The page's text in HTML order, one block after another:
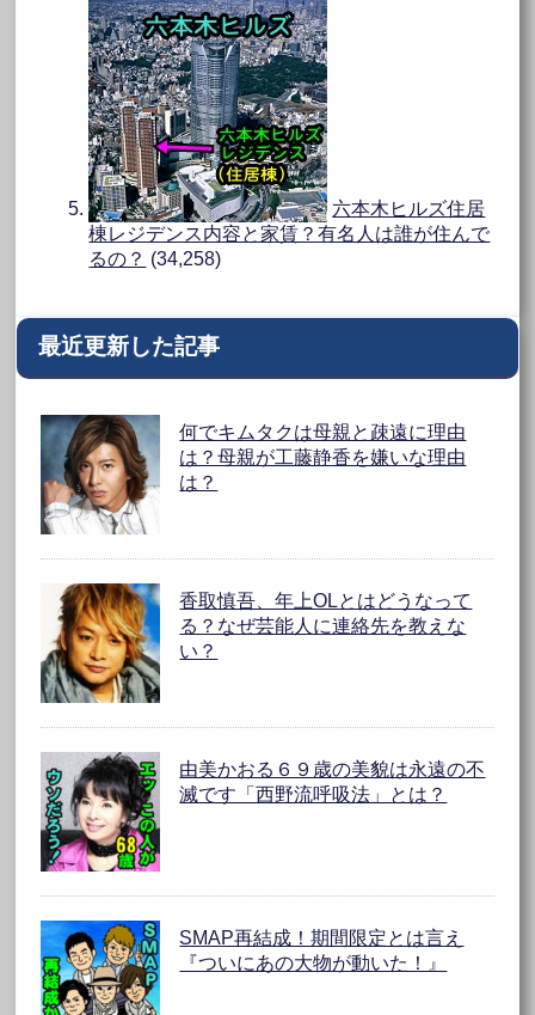
六本木ヒルズ住居
棟レジデンス内容と家賃？有名人は誰が住んで
るの？ (34,258)
最近更新した記事
何でキムタクは母親と疎遠に理由
は？母親が工藤静香を嫌いな理由
は？
香取慎吾、年上OLとはどうなって
る？なぜ芸能人に連絡先を教えな
い？
由美かおる６９歳の美貌は永遠の不
滅です「西野流呼吸法」とは？
SMAP再結成！期間限定とは言え
『ついにあの大物が動いた！』